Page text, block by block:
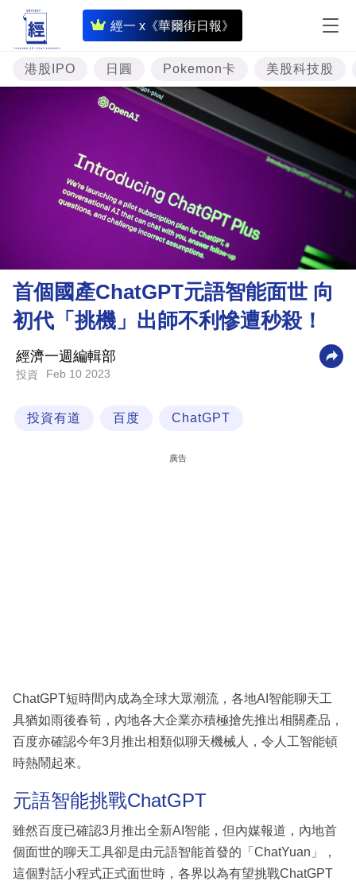
經一 x《華爾街日報》
即
時
財
經
投
資
樓
理
財
商
業
科
區
港股IPO 日圓 Pokemon卡 美股科技股
首個國產ChatGPT元語智能面世 向
初代「挑機」出師不利慘遭秒殺！
經濟一週編輯部
投資 Feb 10 2023
投資有道 百度 ChatGPT
廣告
ChatGPT短時間內成為全球大眾潮流，各地AI智能聊天工
具猶如雨後春筍，內地各大企業亦積極搶先推出相關產品，
百度亦確認今年3月推出相類似聊天機械人，令人工智能頓
時熱鬧起來。
元語智能挑戰ChatGPT
雖然百度已確認3月推出全新AI智能，但內媒報道，內地首
個面世的聊天工具卻是由元語智能首發的「ChatYuan」，
這個對話小程式正式面世時，各界以為有望挑戰ChatGPT